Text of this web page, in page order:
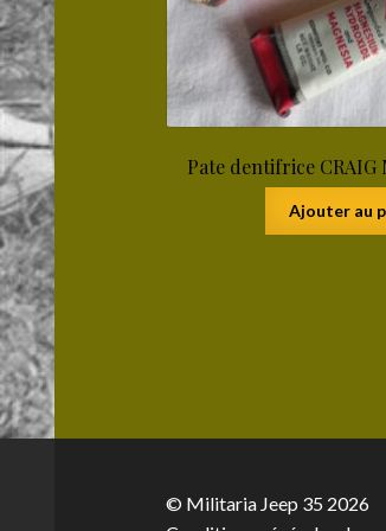
Pate dentifrice CRAIG
Ajouter au
© Militaria Jeep 35 2026